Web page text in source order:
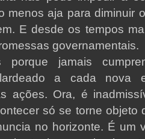
menos aja para diminuir
E desde os tempos
governamentais.
porque jamais
a cada nova
ações. Ora, é
só se torne objeto
no horizonte. É um